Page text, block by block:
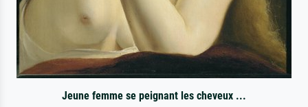
Jeune femme se peignant les cheveux ...